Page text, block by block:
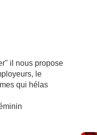
il nous propose
le
qui hélas